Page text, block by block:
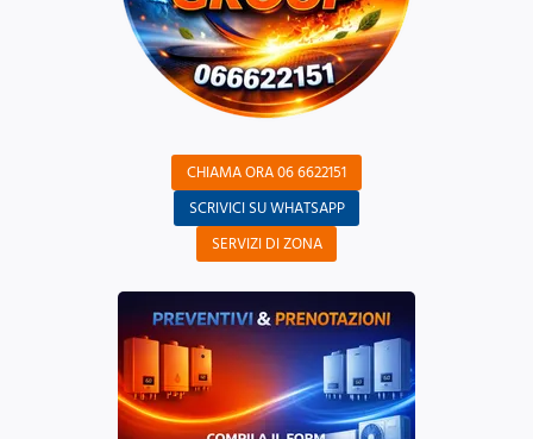
CHIAMA ORA 06 6622151
SCRIVICI SU WHATSAPP
SERVIZI DI ZONA